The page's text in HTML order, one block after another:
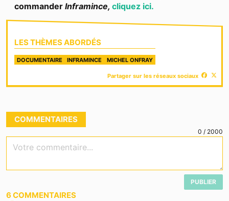
commander Inframince, cliquez ici.
LES THÈMES ABORDÉS
DOCUMENTAIRE INFRAMINCE MICHEL ONFRAY
Partager sur les réseaux sociaux
COMMENTAIRES
0 / 2000
Votre commentaire...
PUBLIER
6 COMMENTAIRES